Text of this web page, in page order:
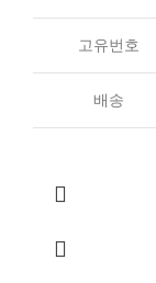
고유번호
배송